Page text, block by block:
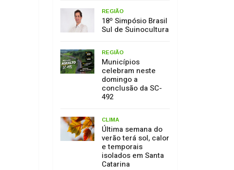
REGIÃO
18º Simpósio Brasil
Sul de Suinocultura
REGIÃO
Municípios
celebram neste
domingo a
conclusão da SC-
492
CLIMA
Última semana do
verão terá sol, calor
e temporais
isolados em Santa
Catarina